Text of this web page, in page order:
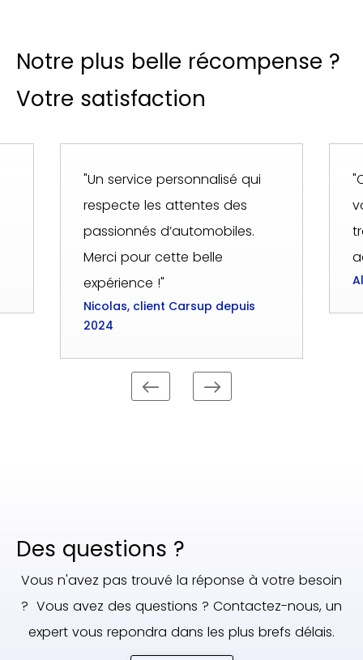
Notre plus belle récompense ?
Votre satisfaction
"Un service personnalisé qui
respecte les attentes des
passionnés d’automobiles.
Merci pour cette belle
expérience !"
Nicolas, client Carsup depuis
2024
Des questions ?
Vous n'avez pas trouvé la réponse à votre besoin
? Vous avez des questions ? Contactez-nous, un
expert vous repondra dans les plus brefs délais.